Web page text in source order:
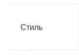
Стиль